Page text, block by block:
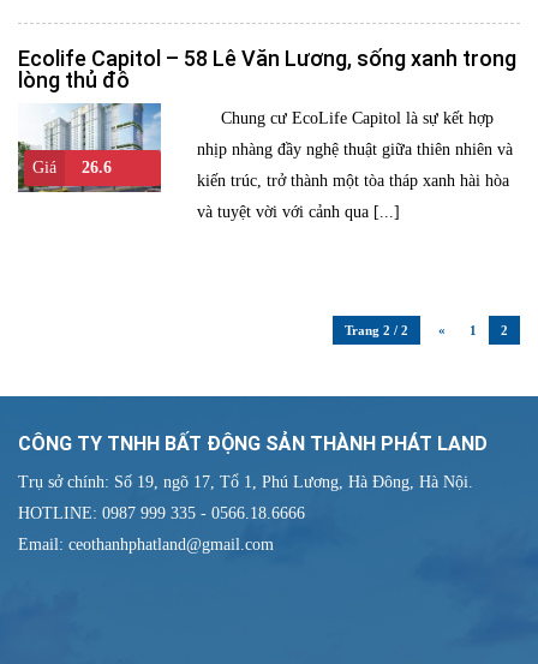
Ecolife Capitol – 58 Lê Văn Lương, sống xanh trong
lòng thủ đô
Giá
26.6
Chung cư EcoLife Capitol là sự kết hợp
nhịp nhàng đầy nghệ thuật giữa thiên nhiên và
kiến trúc, trở thành một tòa tháp xanh hài hòa
và tuyệt vời với cảnh qua [...]
Trang 2 / 2 « 1 2
CÔNG TY TNHH BẤT ĐỘNG SẢN THÀNH PHÁT LAND
Trụ sở chính: Số 19, ngõ 17, Tổ 1, Phú Lương, Hà Đông, Hà Nội.
HOTLINE: 0987 999 335 - 0566.18.6666
Email: ceothanhphatland@gmail.com